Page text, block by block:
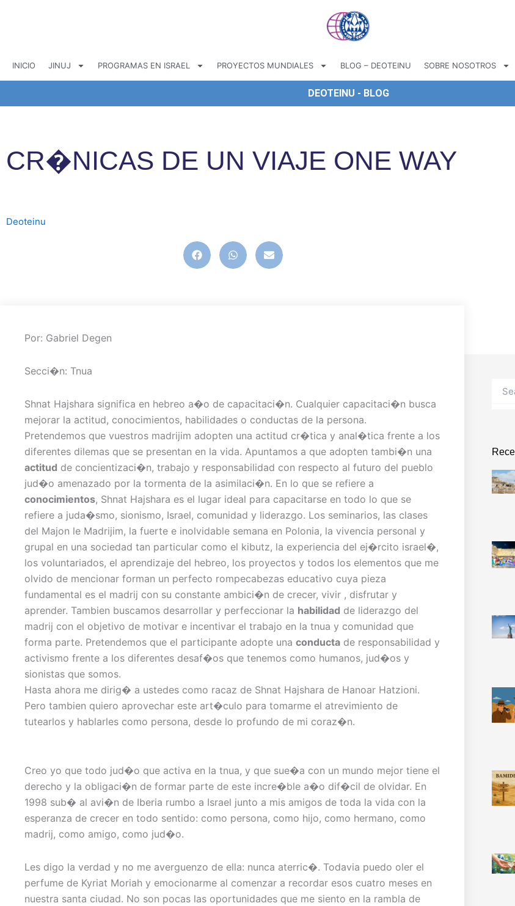
INICIO JINUJ PROGRAMAS EN ISRAEL PROYECTOS MUNDIALES BLOG – DEOTEINU SOBRE NOSOTROS
DEOTEINU - BLOG
CR�NICAS DE UN VIAJE ONE WAY
Deoteinu
Por: Gabriel Degen
Secci�n: Tnua
Shnat Hajshara significa en hebreo a�o de capacitaci�n. Cualquier capacitaci�n busca
mejorar la actitud, conocimientos, habilidades o conductas de la persona.
Pretendemos que vuestros madrijim adopten una actitud cr�tica y anal�tica frente a los
diferentes dilemas que se presentan en la vida. Apuntamos a que adopten tambi�n una
actitud de concientizaci�n, trabajo y responsabilidad con respecto al futuro del pueblo
jud�o amenazado por la tormenta de la asimilaci�n. En lo que se refiere a
conocimientos, Shnat Hajshara es el lugar ideal para capacitarse en todo lo que se
refiere a juda�smo, sionismo, Israel, comunidad y liderazgo. Los seminarios, las clases
del Majon le Madrijim, la fuerte e inolvidable semana en Polonia, la vivencia personal y
grupal en una sociedad tan particular como el kibutz, la experiencia del ej�rcito israel�,
los voluntariados, el aprendizaje del hebreo, los proyectos y todos los elementos que me
olvido de mencionar forman un perfecto rompecabezas educativo cuya pieza
fundamental es el madrij con su constante ambici�n de crecer, vivir , disfrutar y
aprender. Tambien buscamos desarrollar y perfeccionar la habilidad de liderazgo del
madrij con el objetivo de motivar e incentivar el trabajo en la tnua y comunidad que
forma parte. Pretendemos que el participante adopte una conducta de responsabilidad y
activismo frente a los diferentes desaf�os que tenemos como humanos, jud�os y
sionistas que somos.
Hasta ahora me dirig� a ustedes como racaz de Shnat Hajshara de Hanoar Hatzioni.
Pero tambien quiero aprovechar este art�culo para tomarme el atrevimiento de
tutearlos y hablarles como persona, desde lo profundo de mi coraz�n.
Creo yo que todo jud�o que activa en la tnua, y que sue�a con un mundo mejor tiene el
derecho y la obligaci�n de formar parte de este incre�ble a�o dif�cil de olvidar. En
1998 sub� al avi�n de Iberia rumbo a Israel junto a mis amigos de toda la vida con la
esperanza de crecer en todo sentido: como persona, como hijo, como hermano, como
madrij, como amigo, como jud�o.
Les digo la verdad y no me averguenzo de ella: nunca aterric�. Todavia puedo oler el
perfume de Kyriat Moriah y emocionarme al comenzar a recordar esos cuatro meses en
nuestra santa ciudad. No son pocas las oportunidades que me siento en la rambla de